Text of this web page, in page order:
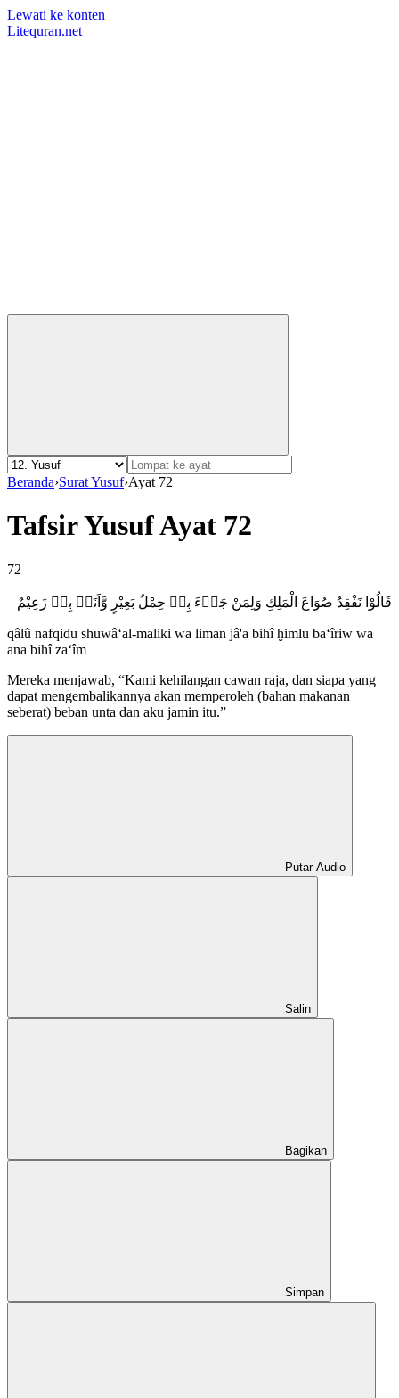
Lewati ke konten
Litequran.net
Beranda›Surat Yusuf›Ayat 72
Tafsir Yusuf Ayat 72
72
قَالُوْا نَفْقِدُ صُوَاعَ الْمَلِكِ وَلِمَنْ جَاۤءَ بِهٖ حِمْلُ بَعِيْرٍ وَّاَنَا۠ بِهٖ زَعِيْمٌ
qâlû nafqidu shuwâ‘al-maliki wa liman jâ'a bihî ḫimlu ba‘îriw wa
ana bihî za‘îm
Mereka menjawab, “Kami kehilangan cawan raja, dan siapa yang
dapat mengembalikannya akan memperoleh (bahan makanan
seberat) beban unta dan aku jamin itu.”
Putar Audio
Salin
Bagikan
Simpan